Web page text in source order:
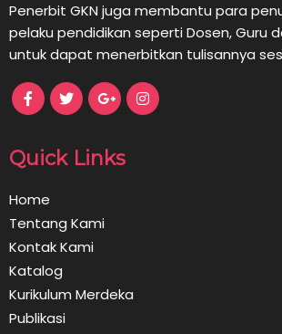
Penerbit GKN juga membantu para
pelaku pendidikan seperti Dosen, Guru
untuk dapat menerbitkan tulisannya
Quick Links
Home
Tentang Kami
Kontak Kami
Katalog
Kurikulum Merdeka
Publikasi